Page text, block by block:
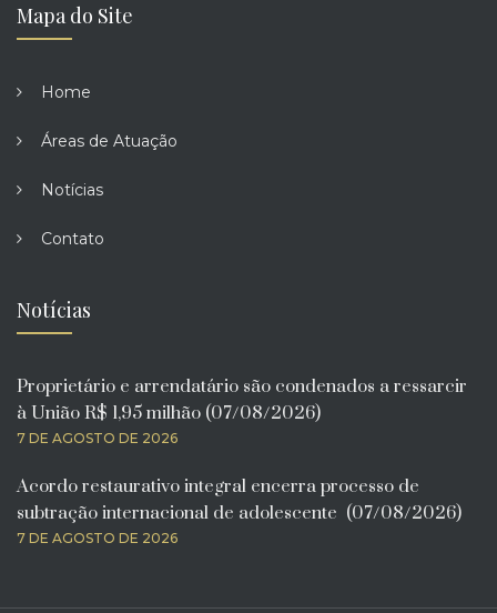
Mapa do Site
Home
Áreas de Atuação
Notícias
Contato
Notícias
Proprietário e arrendatário são condenados a ressarcir
à União R$ 1,95 milhão (07/08/2026)
7 DE AGOSTO DE 2026
Acordo restaurativo integral encerra processo de
subtração internacional de adolescente (07/08/2026)
7 DE AGOSTO DE 2026